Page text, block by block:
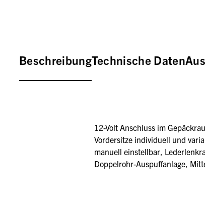
BeschreibungTechnische Daten
12-Volt Anschluss im
Vordersitze individuell und
manuell einstellbar,
Doppelrohr-Auspuffanlage,